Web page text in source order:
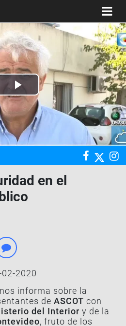
Play
Video
en el
02-2020
nos informa sobre la
de ASCOT con
del Interior y de la
, fruto de los